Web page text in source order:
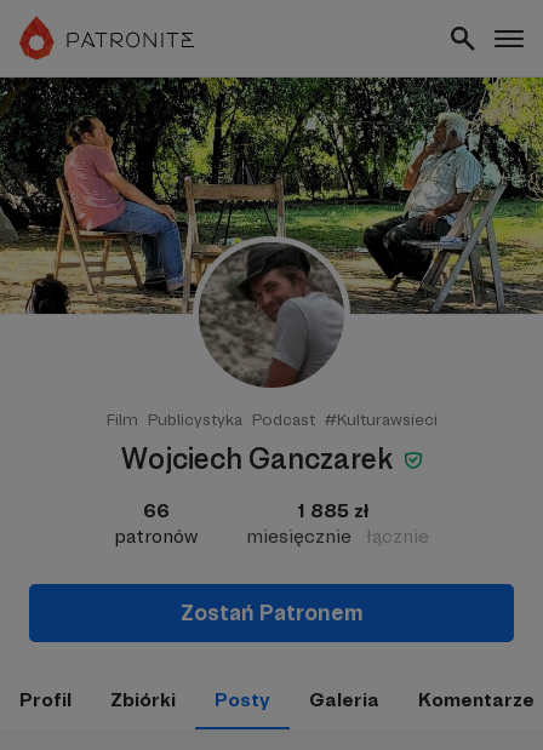
Film Publicystyka Podcast #Kulturawsieci
Wojciech Ganczarek
66
patronów
1 885 zł
miesięcznie
łącznie
Zostań Patronem
Profil Zbiórki Posty Galeria Komentarze